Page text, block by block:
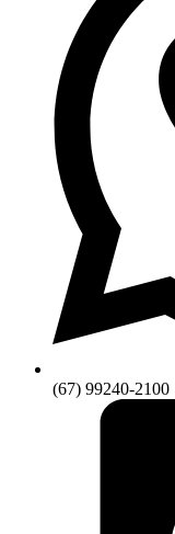
(67) 99240-2100